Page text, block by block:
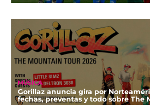
MÚSICA
Gorillaz anuncia gira por
fechas, preventas y todo sobre The